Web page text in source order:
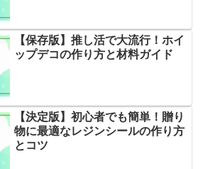
【保存版】推し活で大流行！ホイ
ップデコの作り方と材料ガイド
【決定版】初心者でも簡単！贈り
物に最適なレジンシールの作り方
とコツ